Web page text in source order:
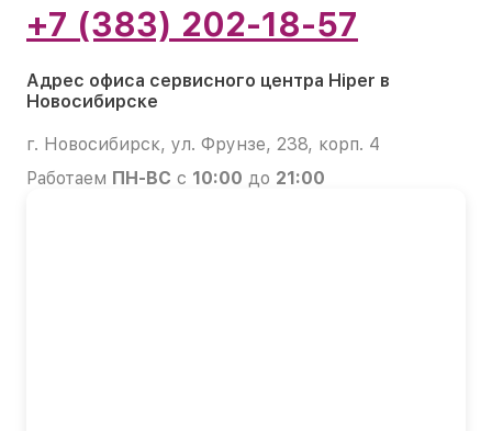
+7 (383) 202-18-57
Адрес офиса сервисного центра Hiper в
Новосибирске
г. Новосибирск, ул. Фрунзе, 238, корп. 4
Работаем ПН-ВС с 10:00 до 21:00